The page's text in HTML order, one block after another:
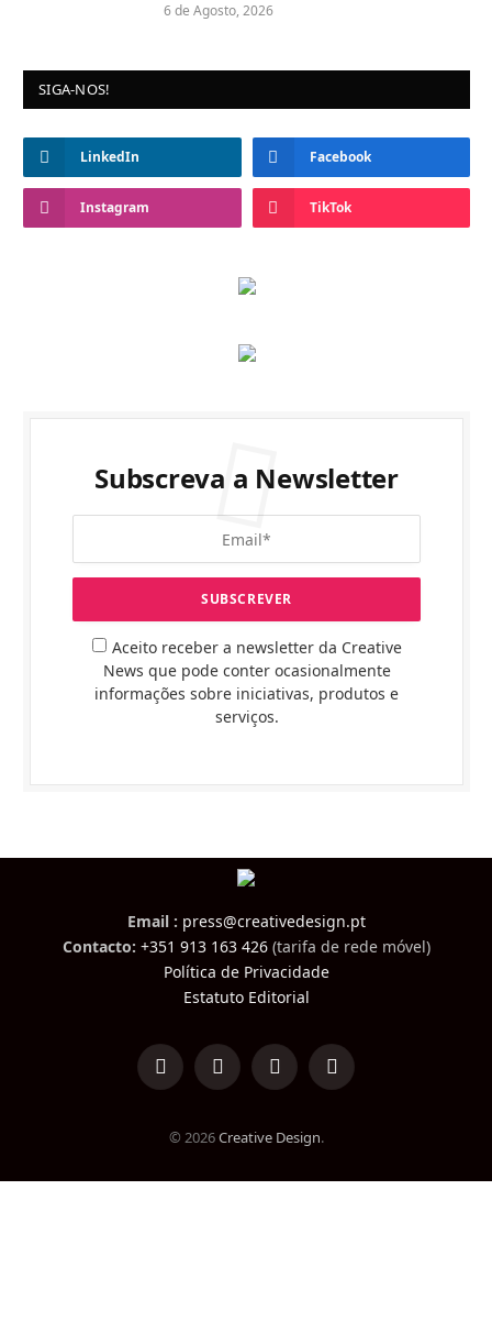
6 de Agosto, 2026
SIGA-NOS!
LinkedIn Facebook
Instagram TikTok
Subscreva a Newsletter
Aceito receber a newsletter da Creative
News que pode conter ocasionalmente
informações sobre iniciativas, produtos e
serviços.
Email : press@creativedesign.pt
Contacto: +351 913 163 426(tarifa de rede móvel)
Política de Privacidade
Estatuto Editorial
LinkedInFacebookInstagramTikTok
© 2026Creative Design.